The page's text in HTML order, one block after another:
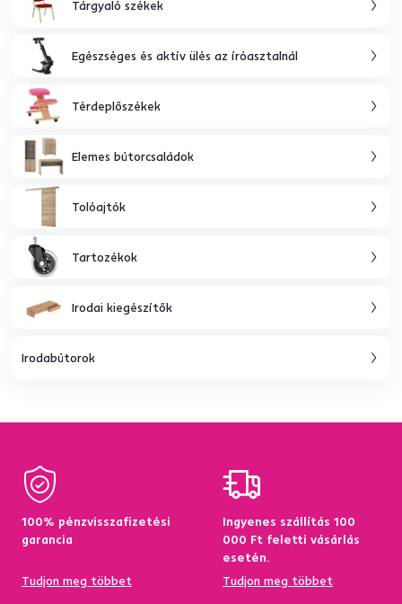
Tárgyaló székek
Egészséges és aktív ülés az íróasztalnál
Térdeplőszékek
Elemes bútorcsaládok
Tolóajtók
Tartozékok
Irodai kiegészítők
Irodabútorok
100% pénzvisszafizetési
garancia
Tudjon meg többet
Ingyenes szállítás 100
000 Ft feletti vásárlás
esetén.
Tudjon meg többet